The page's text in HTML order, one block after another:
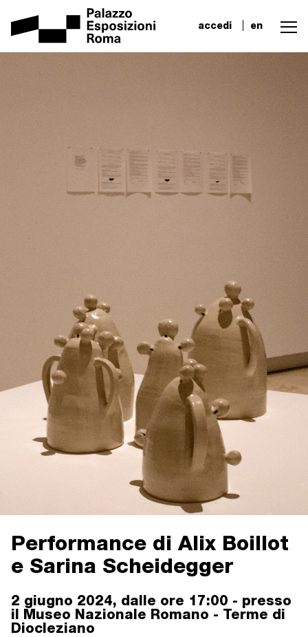
accedi en
Performance di Alix Boillot
e Sarina Scheidegger
2 giugno 2024, dalle ore 17:00 - presso
il Museo Nazionale Romano - Terme di
Diocleziano